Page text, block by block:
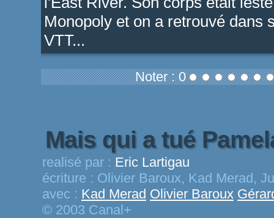
Monopoly et on a retrouvé dans
VTT...
Noter : 0
Mais qui a tué
realisé par : Eric Lartigau
écriture : Olivier Baroux, Kad Merad,
avec : Kad Merad Olivier Baroux
© 2003 Canal+